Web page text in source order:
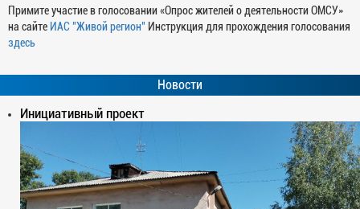
Примите участие в голосовании «Опрос жителей о деятельности ОМСУ»
на сайте ИАС "Живой регион" Инструкция для прохождения голосования
здесь
Новости
Инициативный проект